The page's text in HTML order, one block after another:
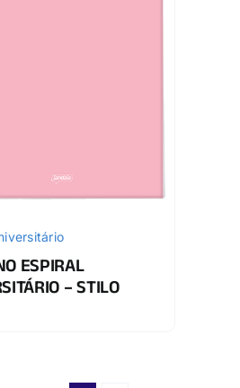
ESPIRAL
– STILO